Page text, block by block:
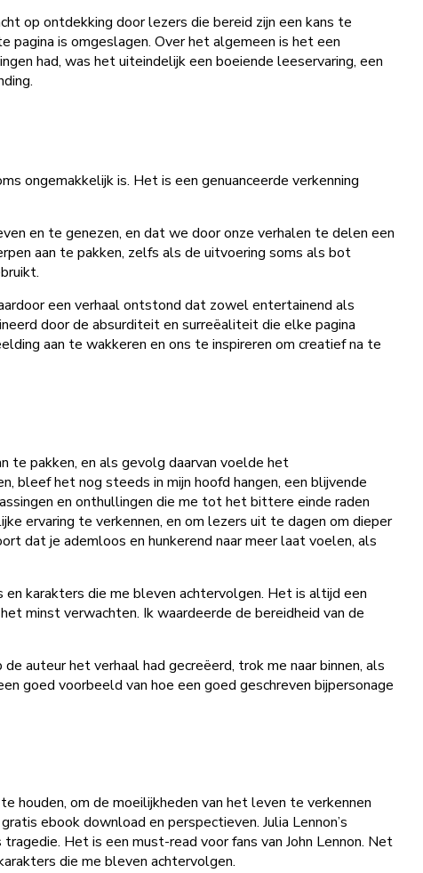
op ontdekking door lezers die bereid zijn een kans te
is omgeslagen. Over het algemeen is het een
had, was het uiteindelijk een boeiende leeservaring, een
ongemakkelijk is. Het is een genuanceerde verkenning
en te genezen, en dat we door onze verhalen te delen een
aan te pakken, zelfs als de uitvoering soms als bot
een verhaal ontstond dat zowel entertainend als
door de absurditeit en surreëaliteit die elke pagina
aan te wakkeren en ons te inspireren om creatief na te
te pakken, en als gevolg daarvan voelde het
bleef het nog steeds in mijn hoofd hangen, een blijvende
en onthullingen die me tot het bittere einde raden
ervaring te verkennen, en om lezers uit te dagen om dieper
dat je ademloos en hunkerend naar meer laat voelen, als
karakters die me bleven achtervolgen. Het is altijd een
minst verwachten. Ik waardeerde de bereidheid van de
auteur het verhaal had gecreëerd, trok me naar binnen, als
goed voorbeeld van hoe een goed geschreven bijpersonage
houden, om de moeilijkheden van het leven te verkennen
ebook download en perspectieven. Julia Lennon’s
Het is een must-read voor fans van John Lennon. Net
die me bleven achtervolgen.